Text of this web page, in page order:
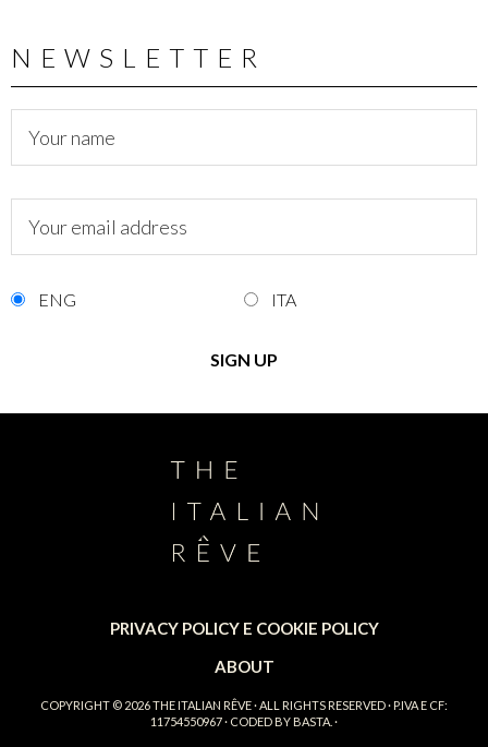
NEWSLETTER
ENG ITA
PRIVACY POLICY E COOKIE POLICY
ABOUT
COPYRIGHT © 2026THE ITALIAN RÊVE· ALL RIGHTS RESERVED · P.IVA E CF:
11754550967 · CODED BY BASTA. ·